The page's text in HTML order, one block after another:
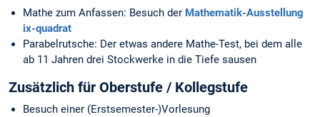
Mathe zum Anfassen: Besuch der Mathematik-Ausstellung
ix-quadrat
Parabelrutsche: Der etwas andere Mathe-Test, bei dem alle
ab 11 Jahren drei Stockwerke in die Tiefe sausen
Zusätzlich für Oberstufe / Kollegstufe
Besuch einer (Erstsemester-)Vorlesung